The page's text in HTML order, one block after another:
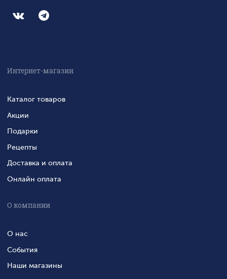
Интернет-магазин
Каталог товаров
Акции
Подарки
Рецепты
Доставка и оплата
Онлайн оплата
О компании
О нас
События
Наши магазины